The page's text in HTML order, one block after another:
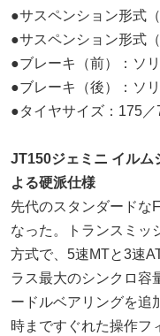
●サスペンション形式
●サスペンション形式
●ブレーキ（前）：ソ
●ブレーキ（後）：ソ
●タイヤサイズ：175／
JT150ジェミニ イルム
よる硬派仕様
先代のスタンダードな
なった。トランスミッ
方式で、5速MTと3速
ラス最大のシンクロ容
ードルベアリングを追
時まですぐれた操作フ